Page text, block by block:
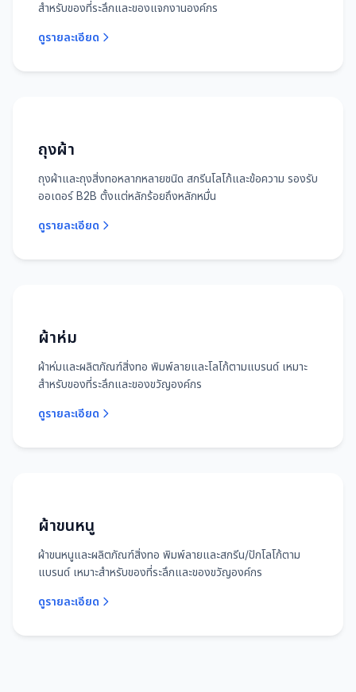
สำหรับของที่ระลึกและของแจกงานองค์กร
ดูรายละเอียด
ถุงผ้า
ถุงผ้าและถุงสิ่งทอหลากหลายชนิด สกรีนโลโก้และข้อความ รองรับ
ออเดอร์ B2B ตั้งแต่หลักร้อยถึงหลักหมื่น
ดูรายละเอียด
ผ้าห่ม
ผ้าห่มและผลิตภัณฑ์สิ่งทอ พิมพ์ลายและโลโก้ตามแบรนด์ เหมาะ
สำหรับของที่ระลึกและของขวัญองค์กร
ดูรายละเอียด
ผ้าขนหนู
ผ้าขนหนูและผลิตภัณฑ์สิ่งทอ พิมพ์ลายและสกรีน/ปักโลโก้ตาม
แบรนด์ เหมาะสำหรับของที่ระลึกและของขวัญองค์กร
ดูรายละเอียด